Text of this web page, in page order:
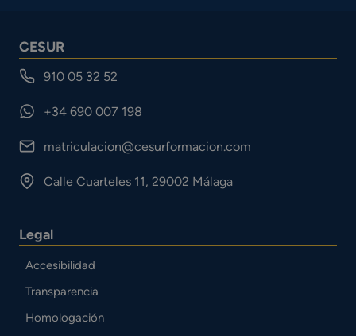
CESUR
910 05 32 52
+34 690 007 198
matriculacion@cesurformacion.com
Calle Cuarteles 11, 29002 Málaga
Legal
Accesibilidad
Transparencia
Homologación